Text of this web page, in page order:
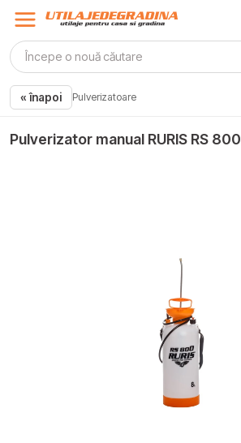
« înapoi Pulverizatoare
Pulverizator manual RURIS RS 800